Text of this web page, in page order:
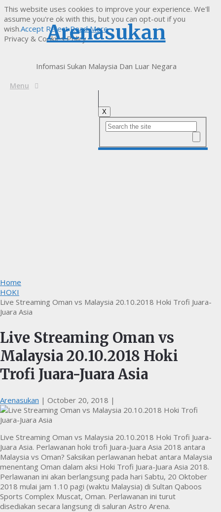
Arenasukan
Infomasi Sukan Malaysia Dan Luar Negara
Menu
X
Home
HOKI
Live Streaming Oman vs Malaysia 20.10.2018 Hoki Trofi Juara-
Juara Asia
Live Streaming Oman vs
Malaysia 20.10.2018 Hoki
Trofi Juara-Juara Asia
Arenasukan | October 20, 2018 |
Live Streaming Oman vs Malaysia 20.10.2018 Hoki Trofi Juara-
Juara Asia. Perlawanan hoki trofi Juara-Juara Asia 2018 antara
Malaysia vs Oman? Saksikan perlawanan hebat antara Malaysia
menentang Oman dalam aksi Hoki Trofi Juara-Juara Asia 2018.
Perlawanan ini akan berlangsung pada hari Sabtu, 20 Oktober
2018 mulai jam 1.10 pagi (waktu Malaysia) di Sultan Qaboos
Sports Complex Muscat, Oman. Perlawanan ini turut
disediakan secara langsung di saluran Astro Arena.
This website uses cookies to improve your experience. We'll
assume you're ok with this, but you can opt-out if you
wish.Accept Reject Read More
Privacy & Cookies Policy